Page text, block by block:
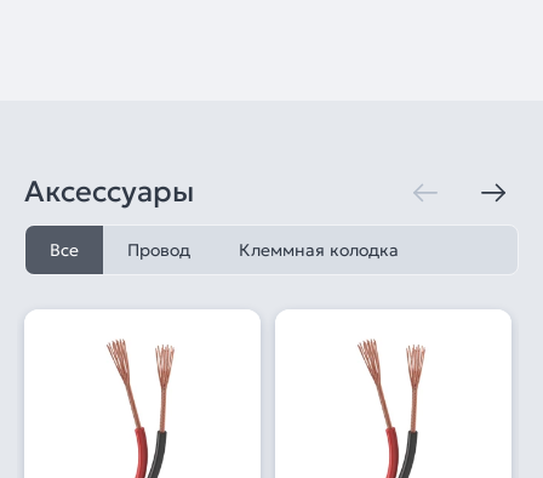
Аксессуары
Все Провод Клеммная колодка